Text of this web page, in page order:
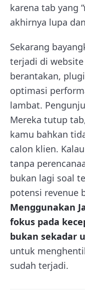
karena tab yang
akhirnya lupa
Sekarang
terjadi di
berantakan,
optimasi
lambat.
Mereka tutup
kamu bahkan
calon klien.
tanpa
bukan lagi soal
potensi revenue
Menggunakan
fokus pada
bukan sekadar
untuk
sudah terjadi.